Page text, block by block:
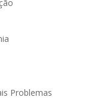
Problemas